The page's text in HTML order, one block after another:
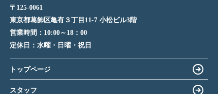
〒125-0061
東京都葛飾区亀有３丁目11-7 小松ビル3階
営業時間： 10:00～18：00
定休日： 水曜・日曜・祝日
トップページ
スタッフ